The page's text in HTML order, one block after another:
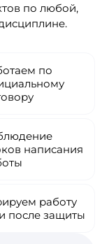
по любой,
по
написания
работу
после защиты